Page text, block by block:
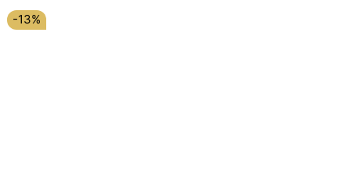
-13%